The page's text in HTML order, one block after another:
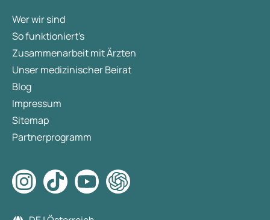
Wer wir sind
So funktioniert's
Zusammenarbeit mit Ärzten
Unser medizinischer Beirat
Blog
Impressum
Sitemap
Partnerprogramm